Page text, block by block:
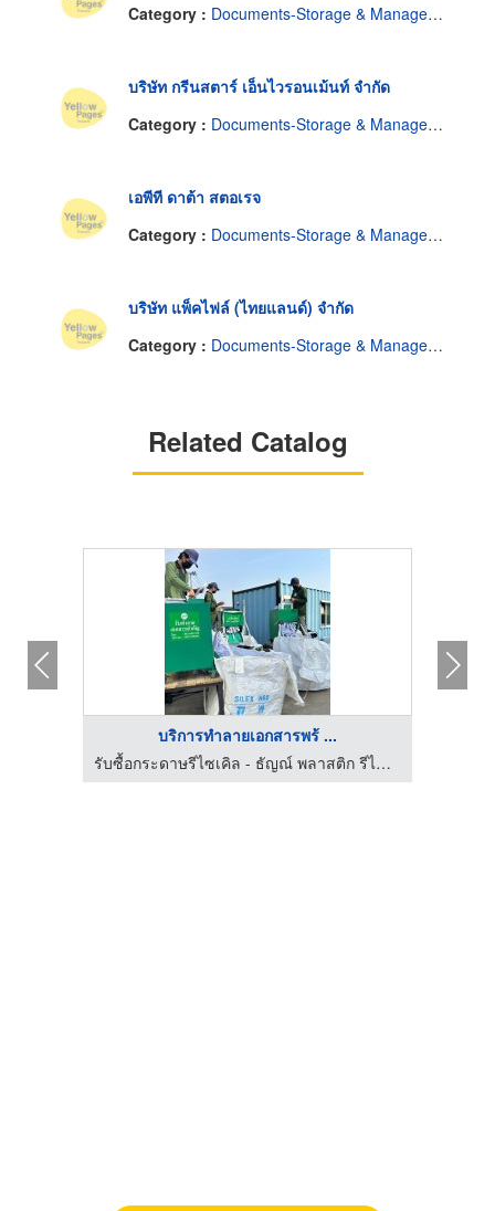
Category : Documents-Storage & Management
บริษัท กรีนสตาร์ เอ็นไวรอนเม้นท์ จำกัด
Category : Documents-Storage & Management
เอพีที ดาต้า สตอเรจ
Category : Documents-Storage & Management
บริษัท แพ็คไฟล์ (ไทยแลนด์) จำกัด
Category : Documents-Storage & Management
Related Catalog
บริการทำลายเอกสารพร้ ...
รับซื้อกระดาษรีไซเคิล - ธัญณ์ พลาสติก รีไซเคิล